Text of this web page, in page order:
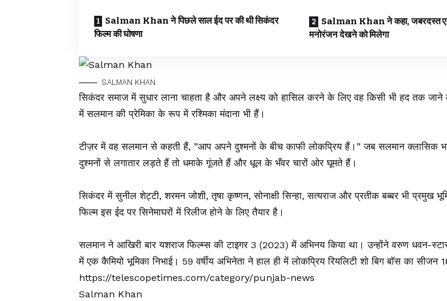
Salman Khan ने पिछले साल ईद पर की थी सिकंदर
फिल्म की घोषणा
Salman Khan ने कहा, जबरदस्त
मनोरंजन देखने को मिलेगा
SALMAN KHAN
सिकंदर समाज में सुधार लाना चाहता है और अपने लक्ष्य को हासिल करने के लिए वह किसी भी हद तक जाने
में सलमान की प्रेमिका के रूप में रश्मिका मंदाना भी हैं।
टीज़र में वह सलमान से कहती हैं, ”आप अपने दुश्मनों के बीच काफी लोकप्रिय हैं।” जब सलमान क्लासिक
दुश्मनों से लगातार लड़ते हैं तो धमाके गूंजते हैं और धूल के भँवर चारों ओर घूमते हैं।
सिकंदर में सुनील शेट्टी, शरमन जोशी, तृषा कृष्णन, सोनाक्षी सिन्हा, सत्यराज और प्रतीक बब्बर भी प्रमुख
फिल्म इस ईद पर सिनेमाघरों में रिलीज होने के लिए तैयार है।
सलमान ने आखिरी बार यशराज फिल्म्स की टाइगर 3 (2023) में अभिनय किया था। उन्होंने वरुण धवन-
में एक कैमियो भूमिका निभाई। 59 वर्षीय अभिनेता ने हाल ही में लोकप्रिय रियलिटी शो बिग बॉस का सीजन
https://telescopetimes.com/category/punjab-news
Salman Khan